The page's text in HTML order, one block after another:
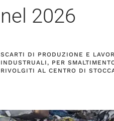
nel 2026
SCARTI DI PRODUZIONE E
INDUSTRUALI, PER
RIVOLGITI AL CENTRO DI